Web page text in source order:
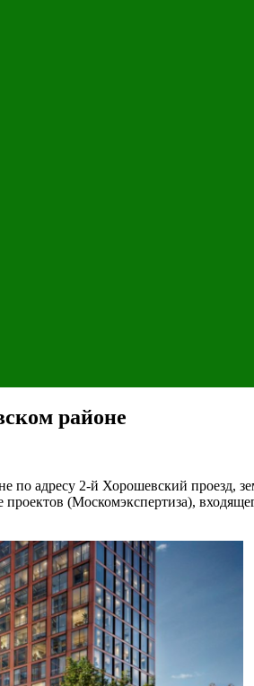
районе
адресу 2-й Хорошевский проезд,
(Москомэкспертиза),